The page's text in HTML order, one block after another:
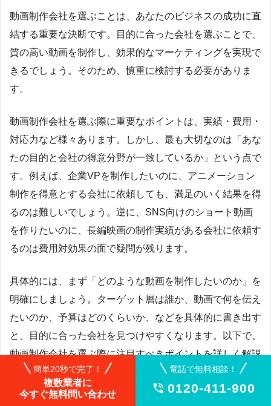
動画制作会社を選ぶことは、あなたのビジネスの成功に直
結する重要な決断です。目的に合った会社を選ぶことで、
質の高い動画を制作し、効果的なマーケティングを実現で
きるでしょう。そのため、慎重に検討する必要がありま
す。
動画制作会社を選ぶ際に重要なポイントは、実績・費用・
対応力など様々あります。しかし、最も大切なのは「あな
たの目的と会社の得意分野が一致しているか」という点で
す。例えば、企業VPを制作したいのに、アニメーション
制作を得意とする会社に依頼しても、満足のいく結果を得
るのは難しいでしょう。逆に、SNS向けのショート動画
を作りたいのに、長編映画の制作実績がある会社に依頼す
るのは費用対効果の面で疑問が残ります。
具体的には、まず「どのような動画を制作したいのか」を
明確にしましょう。ターゲット層は誰か、動画で何を伝え
たいのか、予算はどのくらいか、などを具体的に書き出す
と、目的に合った会社を見つけやすくなります。以下で、
動画制作会社を選ぶ際に注目すべきポイントを詳しく解説
していきます。
簡単20秒で完了！
複数業者に
今すぐ無料問い合わせ
電話で無料相談！
 0120-411-900